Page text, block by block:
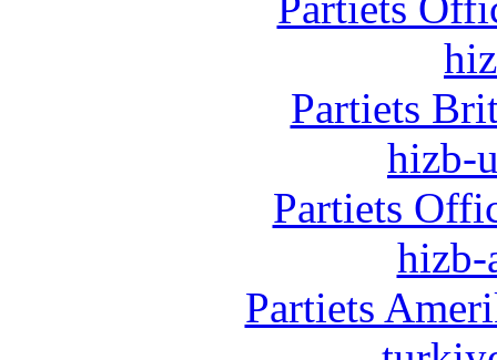
Partiets
hizb-
Partiets
hizb-
Partiets